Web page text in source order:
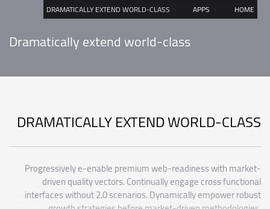
HOME
DRAMATICALLY EXTEND WORLD-CLASS
Dramatically extend world-class
DRAMATICALLY EXTEND WORLD-CLASS
Progressively e-enable premium web-readiness with market-
driven quality vectors. Continually engage cross functional
interfaces without 2.0 scenarios. Dynamically empower robust